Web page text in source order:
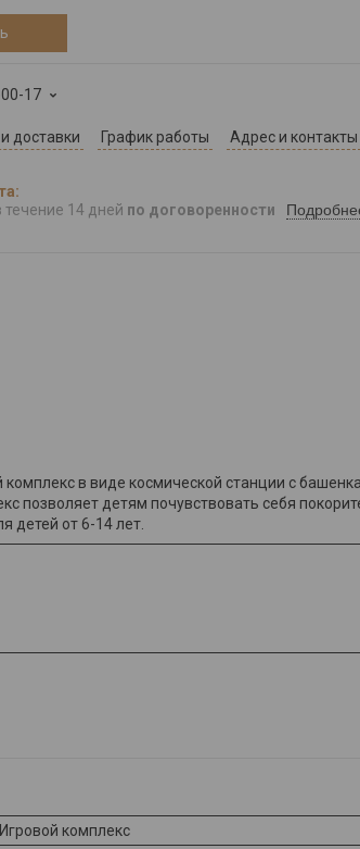
17
доставки График работы Адрес и контакты
течение 14 дней по договоренности
в виде космической станции с
позволяет детям почувствовать себя
детей от 6-14 лет.
Игровой комплекс